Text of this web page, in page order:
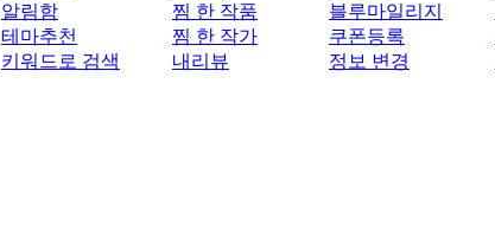
알림함
테마추천
키워드로 검색
찜 한 작품
찜 한 작가
내리뷰
블루마일리지
쿠폰등록
정보 변경